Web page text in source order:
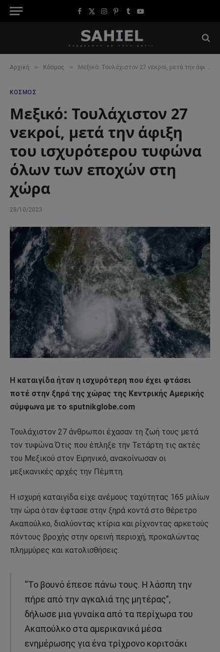
Facebook
X
Instagram
Pinterest
TumblrYouTube
Αρχική » Κόσμος » Μεξικό: Τουλάχιστον 27 νεκροί, μετά την άφιξη του ισχυρότερου τυφώνα όλων των εποχών στη χώρα
ΚΌΣΜΟΣ
Μεξικό: Τουλάχιστον 27
νεκροί, μετά την άφιξη
του ισχυρότερου τυφώνα
όλων των εποχών στη
χώρα
28/10/2023
Η καταιγίδα ήταν η ισχυρότερη που έχει φτάσει
ποτέ στην ξηρά της χώρας της Κεντρικής Αμερικής
σύμφωνα με το sputnikglobe.com
Τουλάχιστον 27 άνθρωποι έχασαν τη ζωή τους μετά
τον τυφώνα Ότις που έπληξε την Τετάρτη τις ακτές
του Μεξικού στον Ειρηνικό, ανακοίνωσαν οι
μεξικανικές αρχές την Πέμπτη.
Η ισχυρή καταιγίδα είχε ανέμους ταχύτητας 165 μιλίων
την ώρα όταν έφτασε στην ξηρά κοντά στο θέρετρο
Ακαπούλκο, διαλύοντας κτίρια και ρίχνοντας αρκετούς
πόντους βροχής στην ορεινή περιοχή, προκαλώντας
πλημμύρες και κατολισθήσεις.
“Το βουνό έπεσε πάνω τους. Η λάσπη την
πήρε από την αγκαλιά της μητέρας”,
δήλωσε μια γυναίκα από τα περίχωρα του
Ακαπούλκο στα αμερικανικά μέσα
ενημέρωσης για ένα τρίχρονο κοριτσάκι